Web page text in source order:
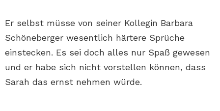
Er selbst müsse von seiner Kollegin Barbara
Schöneberger wesentlich härtere Sprüche
einstecken. Es sei doch alles nur Spaß gewesen
und er habe sich nicht vorstellen können, dass
Sarah das ernst nehmen würde.